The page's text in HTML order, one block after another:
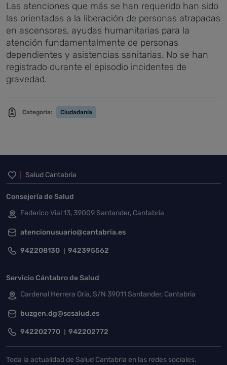
Las atenciones que más se han requerido han sido
las orientadas a la liberación de personas atrapadas
en ascensores, ayudas humanitarias para la
atención fundamentalmente de personas
dependientes y asistencias sanitarias. No se han
registrado durante el episodio incidentes de
gravedad.
Categoría: Ciudadanía
Inicio del pie de página
Salud Cantabria
Consejería de Salud
Federico Vial 13, 39009 Santander, Cantabria
atencionusuario@cantabria.es
942208130 942395562
Servicio Cántabro de Salud
Cardenal Herrera Oria, S/N 39011 Santander, Cantabria
buzgen.dg@scsalud.es
942202770 942202772
Toda la actualidad de Salud Cantabria en las redes sociales.